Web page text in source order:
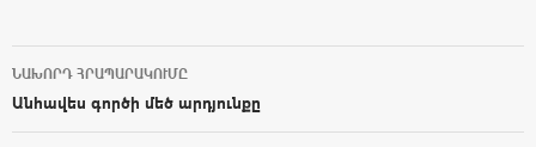
Post navigation
ՆԱԽՈՐԴ ՀՐԱՊԱՐԱԿՈՒՄԸ
Անհավես գործի մեծ արդյունքը